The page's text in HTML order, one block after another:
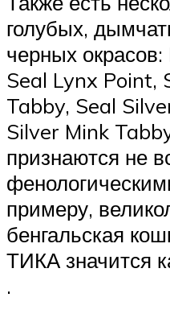
голубых,
черных
Seal Lynx Point,
Tabby, Seal
Silver Mink
признаются не
примеру,
бенгальская
ТИКА значится
.